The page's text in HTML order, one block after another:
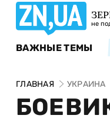
не
ВАЖНЫЕ ТЕМЫ
ГЛАВНАЯ УКРАИНА